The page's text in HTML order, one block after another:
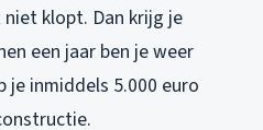
klopt. Dan krijg je
een jaar ben je weer
je inmiddels 5.000 euro